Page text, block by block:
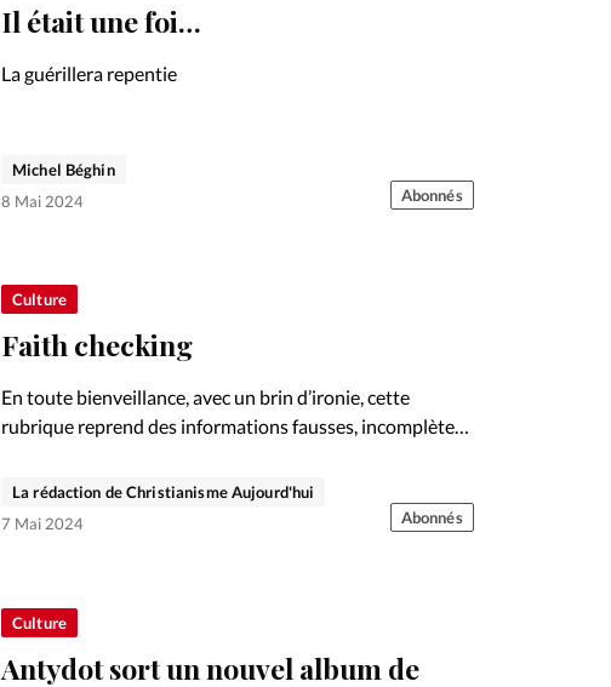
Il était une foi…
La guérillera repentie
Michel Béghin
8 Mai 2024
Abonnés
Culture
Faith checking
En toute bienveillance, avec un brin d’ironie, cette
rubrique reprend des informations fausses, incomplètes
La rédaction de Christianisme Aujourd'hui
7 Mai 2024
Abonnés
Culture
Antydot sort un nouvel album de